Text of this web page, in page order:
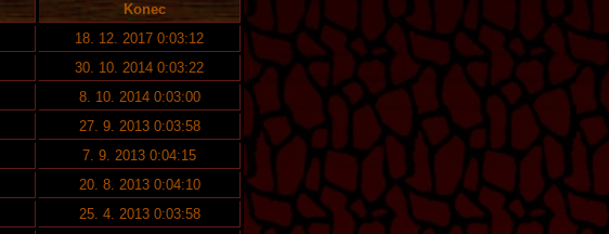
Konec
18. 12. 2017 0:03:12
30. 10. 2014 0:03:22
8. 10. 2014 0:03:00
27. 9. 2013 0:03:58
7. 9. 2013 0:04:15
20. 8. 2013 0:04:10
25. 4. 2013 0:03:58